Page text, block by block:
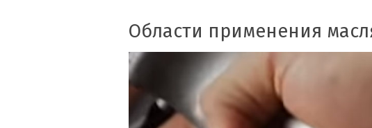
Области применения